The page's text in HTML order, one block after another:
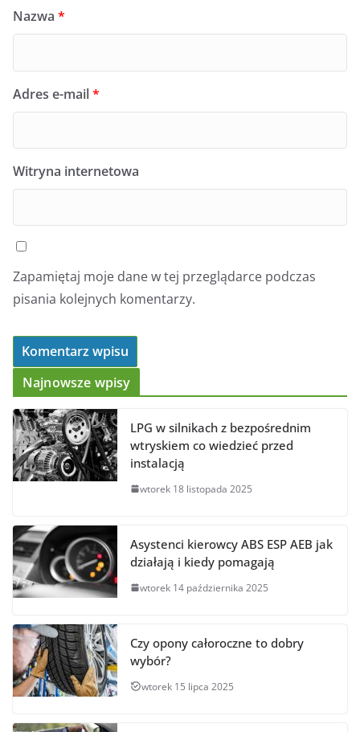
Nazwa *
Adres e-mail*
Witryna internetowa
Zapamiętaj moje dane w tej przeglądarce podczas
pisania kolejnych komentarzy.
Najnowsze wpisy
LPG w silnikach z bezpośrednim
wtryskiem co wiedzieć przed
instalacją
wtorek 18 listopada 2025
Asystenci kierowcy ABS ESP AEB jak
działają i kiedy pomagają
wtorek 14 października 2025
Czy opony całoroczne to dobry
wybór?
wtorek 15 lipca 2025